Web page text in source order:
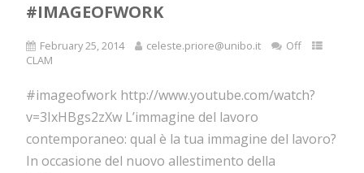
#IMAGEOFWORK
February 25, 2014 celeste.priore@unibo.it
Off
CLAM
#imageofwork http://www.youtube.com/watch?
v=3IxHBgs2zXw L’immagine del lavoro
contemporaneo: qual è la tua immagine del lavoro?
In occasione del nuovo allestimento della